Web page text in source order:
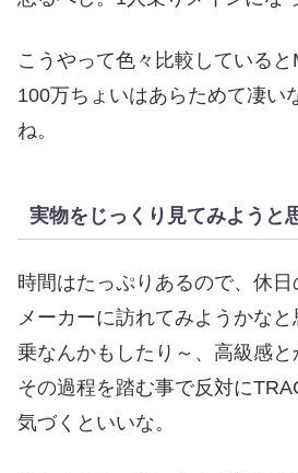
こうやって色々比較している
100万ちょいはあらためて凄い
ね。
実物をじっくり見てみようと
時間はたっぷりあるので、休
メーカーに訪れてみようかな
乗なんかもしたり～、高級感と
その過程を踏む事で反対に
気づくといいな。